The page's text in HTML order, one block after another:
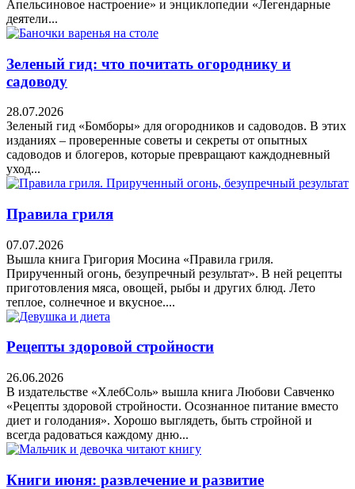
Апельсиновое настроение» и энциклопедии «Легендарные
деятели...
Зеленый гид: что почитать огороднику и
садоводу
28.07.2026
Зеленый гид «Бомборы» для огородников и садоводов. В этих
изданиях – проверенные советы и секреты от опытных
садоводов и блогеров, которые превращают каждодневный
уход...
Правила гриля
07.07.2026
Вышла книга Григория Мосина «Правила гриля.
Прирученный огонь, безупречный результат». В ней рецепты
приготовления мяса, овощей, рыбы и других блюд. Лето
теплое, солнечное и вкусное....
Рецепты здоровой стройности
26.06.2026
В издательстве «ХлебСоль» вышла книга Любови Савченко
«Рецепты здоровой стройности. Осознанное питание вместо
диет и голодания». Хорошо выглядеть, быть стройной и
всегда радоваться каждому дню...
Книги июня: развлечение и развитие